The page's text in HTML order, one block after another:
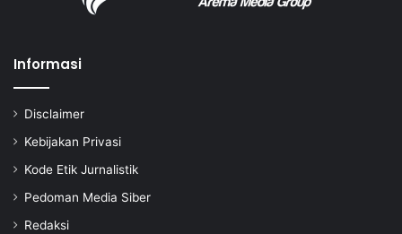
Informasi
Disclaimer
Kebijakan Privasi
Kode Etik Jurnalistik
Pedoman Media Siber
Redaksi